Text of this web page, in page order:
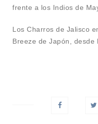
frente a los Indios de
Los Charros de Jalisco
Breeze de Japón, desde